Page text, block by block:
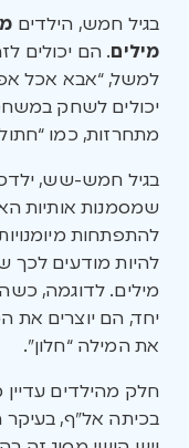
בגיל חמש, הילדים
מילים. הם יכולים
למשל, “אבא אכל
יכולים לשחק
מתחרזות, כמו
בגיל חמש-שש,
שמסמנות אותיות
להתפתחות
להיות מודעים לכך
מילים. לדוגמה,
יחד, הם יוצרים את
את המילה “חלון”.
חלק מהילדים
בכיתה אל”ף,